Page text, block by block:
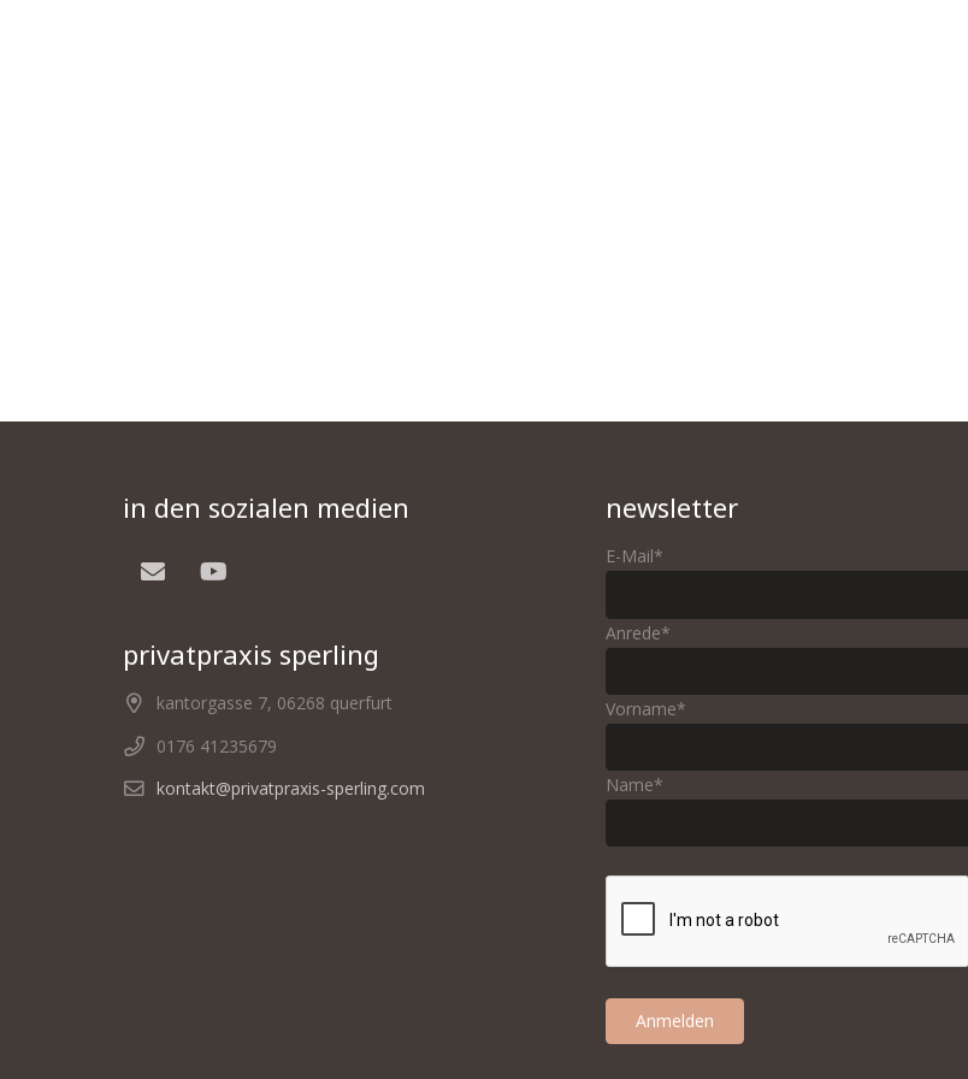
in den sozialen medien
privatpraxis sperling
kantorgasse 7, 06268 querfurt
0176 41235679
kontakt@privatpraxis-sperling.com
newsletter
E-Mail*
Anrede*
Vorname*
Name*
Anmelden